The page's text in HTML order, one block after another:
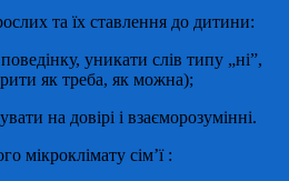
та їх ставлення до дитини:
уникати слів типу „ні”,
як треба, як можна);
на довірі і взаєморозумінні.
мікроклімату сім’ї :